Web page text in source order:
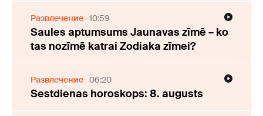
Развлечение 10:59
Saules aptumsums Jaunavas zīmē – ko
tas nozīmē katrai Zodiaka zīmei?
Развлечение 06:20
Sestdienas horoskops: 8. augusts